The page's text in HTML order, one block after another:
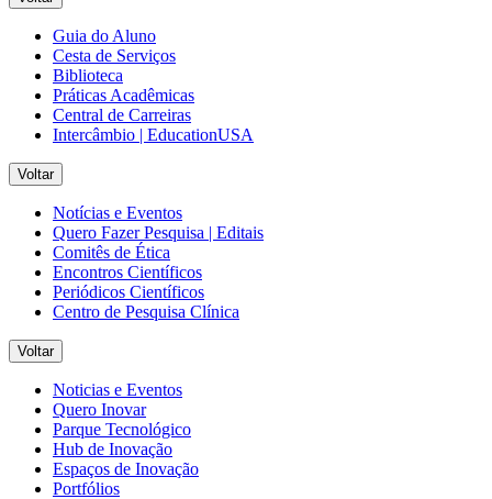
Guia do Aluno
Cesta de Serviços
Biblioteca
Práticas Acadêmicas
Central de Carreiras
Intercâmbio | EducationUSA
Voltar
Notícias e Eventos
Quero Fazer Pesquisa | Editais
Comitês de Ética
Encontros Científicos
Periódicos Científicos
Centro de Pesquisa Clínica
Voltar
Noticias e Eventos
Quero Inovar
Parque Tecnológico
Hub de Inovação
Espaços de Inovação
Portfólios